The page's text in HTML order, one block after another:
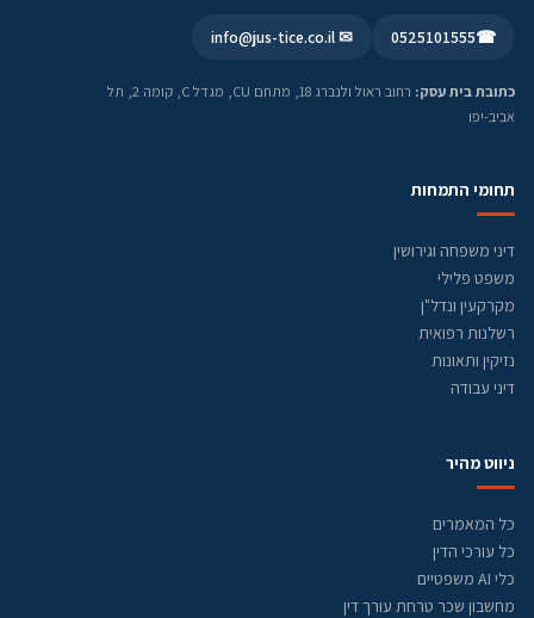
☎
0525101555
✉ info@jus-tice.co.il
כתובת בית עסק:
רחוב ראול ולנברג 18, מתחם CU, מגדל C, קומה 2, תל
אביב-יפו
תחומי התמחות
דיני משפחה וגירושין
משפט פלילי
מקרקעין ונדל"ן
רשלנות רפואית
נזיקין ותאונות
דיני עבודה
ניווט מהיר
כל המאמרים
כל עורכי הדין
כלי AI משפטיים
מחשבון שכר טרחת עורך דין